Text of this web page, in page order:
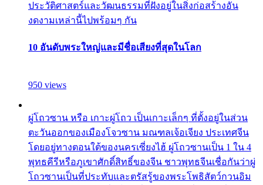
ประวัติศาสตร์และวัฒนธรรมที่ฝังอยู่ในสิ่งก่อสร้างอัน
งดงามเหล่านี้ไปพร้อมๆ กัน
10 อันดับพระใหญ่และมีชื่อเสียงที่สุดในโลก
950 views
ผู่โถวซาน หรือ เกาะผู่โถว เป็นเกาะเล็กๆ ที่ตั้งอยู่ในส่วน
ตะวันออกของเมืองโจวซาน มณฑลเจ้อเจียง ประเทศจีน
โดยอยู่ทางตอนใต้ของนครเซี่ยงไฮ้ ผู่โถวซานเป็น 1 ใน 4
พุทธคีรีหรือภูเขาศักดิ์สิทธิ์ของจีน ชาวพุทธจีนเชื่อกันว่าผู่
โถวซานเป็นที่ประทับและตรัสรู้ของพระโพธิสัตว์กวนอิม